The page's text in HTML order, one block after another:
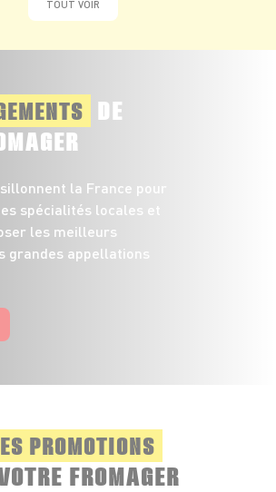
TOUT VOIR
DE
la France pour
spécialités locales et
les meilleurs
grandes appellations
PROMOTIONS
FROMAGER